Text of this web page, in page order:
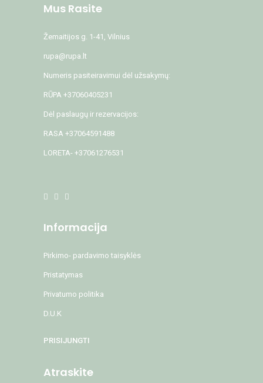
Mus Rasite
Žemaitijos g. 1-41, Vilnius
rupa@rupa.lt
Numeris pasiteiravimui dėl užsakymų:
RŪPA +37060405231
Dėl paslaugų ir rezervacijos:
RASA +37064591488
LORETA- +37061276531
Informacija
Pirkimo- pardavimo taisyklės
Pristatymas
Privatumo politika
D.U.K
PRISIJUNGTI
Atraskite